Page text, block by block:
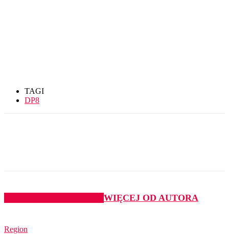
TAGI
DP8
WIĘCEJ OD AUTORA
Region